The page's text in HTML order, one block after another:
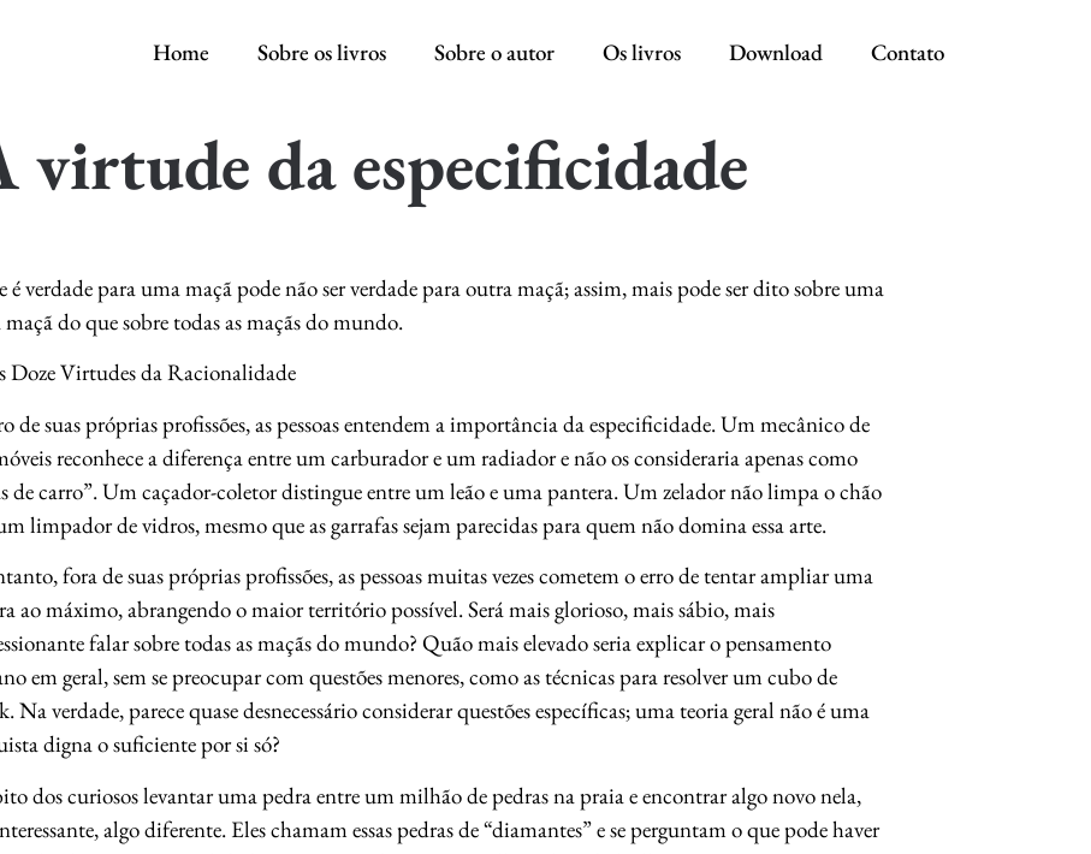
Home Sobre os livros Sobre o autor Os livros Download Contato
virtude da especificidade
é verdade para uma maçã pode não ser verdade para outra maçã; assim, mais pode ser dito sobre uma
do que sobre todas as maçãs do mundo.
Virtudes da Racionalidade
de suas próprias profissões, as pessoas entendem a importância da especificidade. Um mecânico de
reconhece a diferença entre um carburador e um radiador e não os consideraria apenas como
de carro”. Um caçador-coletor distingue entre um leão e uma pantera. Um zelador não limpa o chão
limpador de vidros, mesmo que as garrafas sejam parecidas para quem não domina essa arte.
fora de suas próprias profissões, as pessoas muitas vezes cometem o erro de tentar ampliar uma
ao máximo, abrangendo o maior território possível. Será mais glorioso, mais sábio, mais
falar sobre todas as maçãs do mundo? Quão mais elevado seria explicar o pensamento
em geral, sem se preocupar com questões menores, como as técnicas para resolver um cubo de
Na verdade, parece quase desnecessário considerar questões específicas; uma teoria geral não é uma
digna o suficiente por si só?
dos curiosos levantar uma pedra entre um milhão de pedras na praia e encontrar algo novo nela,
algo diferente. Eles chamam essas pedras de “diamantes” e se perguntam o que pode haver